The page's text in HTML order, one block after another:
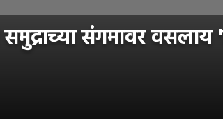
संगमावर वसलाय